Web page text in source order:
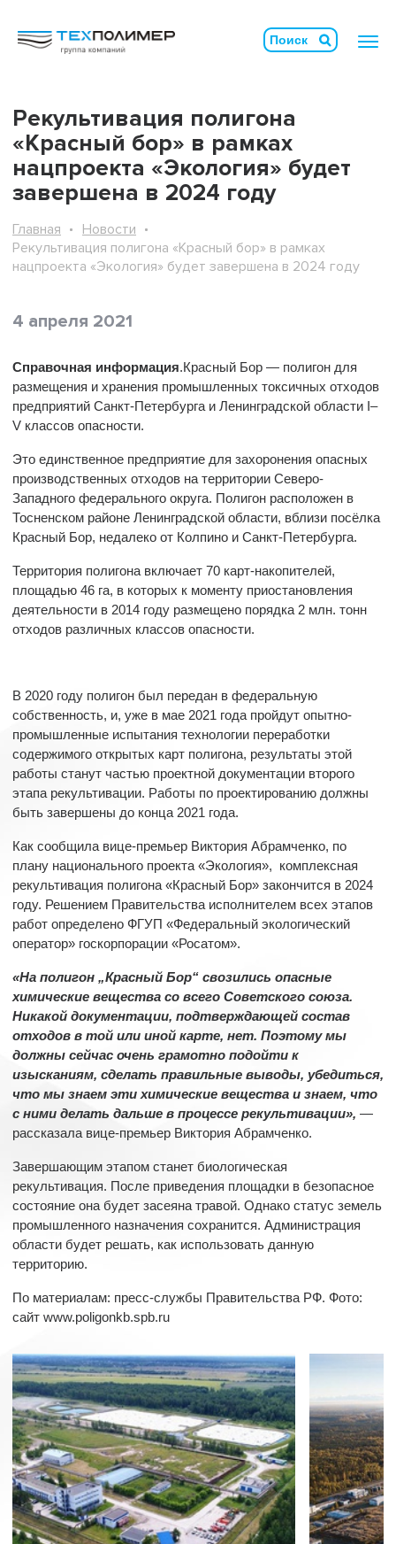
Рекультивация полигона
«Красный бор» в рамках
нацпроекта «Экология» будет
завершена в 2024 году
Главная
Новости
Рекультивация полигона «Красный бор» в рамках
нацпроекта «Экология» будет завершена в 2024 году
4 апреля 2021
Справочная информация.Красный Бор — полигон для
размещения и хранения промышленных токсичных отходов
предприятий Санкт-Петербурга и Ленинградской области I–
V классов опасности.
Это единственное предприятие для захоронения опасных
производственных отходов на территории Северо-
Западного федерального округа. Полигон расположен в
Тосненском районе Ленинградской области, вблизи посёлка
Красный Бор, недалеко от Колпино и Санкт-Петербурга.
Территория полигона включает 70 карт-накопителей,
площадью 46 га, в которых к моменту приостановления
деятельности в 2014 году размещено порядка 2 млн. тонн
отходов различных классов опасности.
В 2020 году полигон был передан в федеральную
собственность, и, уже в мае 2021 года пройдут опытно-
промышленные испытания технологии переработки
содержимого открытых карт полигона, результаты этой
работы станут частью проектной документации второго
этапа рекультивации. Работы по проектированию должны
быть завершены до конца 2021 года.
Как сообщила вице-премьер Виктория Абрамченко, по
плану национального проекта «Экология», комплексная
рекультивация полигона «Красный Бор» закончится в 2024
году. Решением Правительства исполнителем всех этапов
работ определено ФГУП «Федеральный экологический
оператор» госкорпорации «Росатом».
«На полигон „Красный Бор“ свозились опасные
химические вещества со всего Советского союза.
Никакой документации, подтверждающей состав
отходов в той или иной карте, нет. Поэтому мы
должны сейчас очень грамотно подойти к
изысканиям, сделать правильные выводы, убедиться,
что мы знаем эти химические вещества и знаем, что
с ними делать дальше в процессе рекультивации», —
рассказала вице-премьер Виктория Абрамченко.
Завершающим этапом станет биологическая
рекультивация. После приведения площадки в безопасное
состояние она будет засеяна травой. Однако статус земель
промышленного назначения сохранится. Администрация
области будет решать, как использовать данную
территорию.
По материалам: пресс-службы Правительства РФ. Фото:
сайт www.poligonkb.spb.ru